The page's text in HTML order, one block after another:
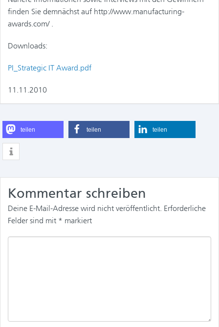
finden Sie demnächst auf http://www.manufacturing-
awards.com/ .
Downloads:
PI_Strategic IT Award.pdf
11.11.2010
teilen teilen teilen
Kommentar schreiben
Deine E-Mail-Adresse wird nicht veröffentlicht. Erforderliche
Felder sind mit * markiert